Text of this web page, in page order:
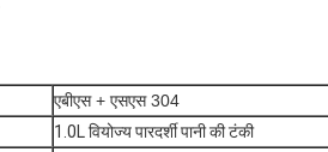
एबीएस + एसएस 304
1.0L वियोज्य पारदर्शी पानी की टंकी